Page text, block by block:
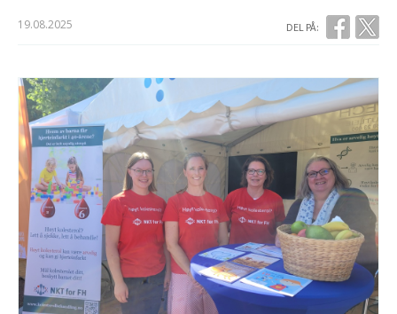
19.08.2025 DEL PÅ: